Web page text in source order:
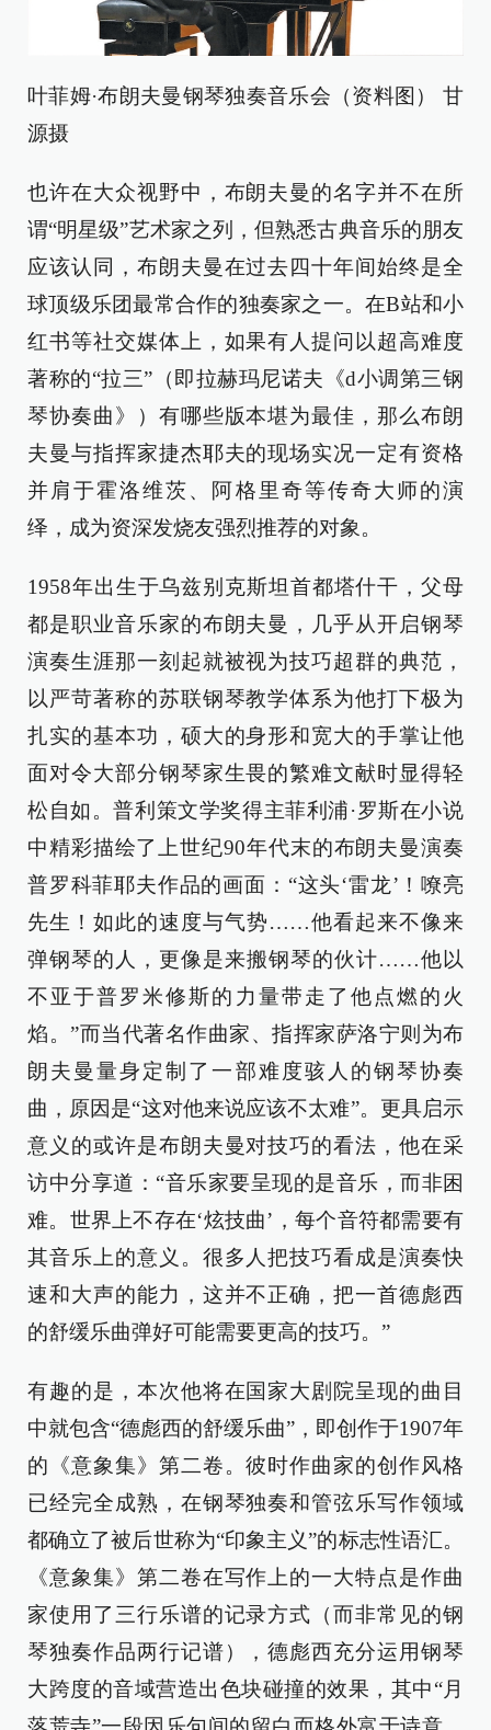
叶菲姆·布朗夫曼钢琴独奏音乐会（资料图） 甘
源摄
也许在大众视野中，布朗夫曼的名字并不在所
谓“明星级”艺术家之列，但熟悉古典音乐的朋友
应该认同，布朗夫曼在过去四十年间始终是全
球顶级乐团最常合作的独奏家之一。在B站和小
红书等社交媒体上，如果有人提问以超高难度
著称的“拉三”（即拉赫玛尼诺夫《d小调第三钢
琴协奏曲》）有哪些版本堪为最佳，那么布朗
夫曼与指挥家捷杰耶夫的现场实况一定有资格
并肩于霍洛维茨、阿格里奇等传奇大师的演
绎，成为资深发烧友强烈推荐的对象。
1958年出生于乌兹别克斯坦首都塔什干，父母
都是职业音乐家的布朗夫曼，几乎从开启钢琴
演奏生涯那一刻起就被视为技巧超群的典范，
以严苛著称的苏联钢琴教学体系为他打下极为
扎实的基本功，硕大的身形和宽大的手掌让他
面对令大部分钢琴家生畏的繁难文献时显得轻
松自如。普利策文学奖得主菲利浦·罗斯在小说
中精彩描绘了上世纪90年代末的布朗夫曼演奏
普罗科菲耶夫作品的画面：“这头‘雷龙’！嘹亮
先生！如此的速度与气势……他看起来不像来
弹钢琴的人，更像是来搬钢琴的伙计……他以
不亚于普罗米修斯的力量带走了他点燃的火
焰。”而当代著名作曲家、指挥家萨洛宁则为布
朗夫曼量身定制了一部难度骇人的钢琴协奏
曲，原因是“这对他来说应该不太难”。更具启示
意义的或许是布朗夫曼对技巧的看法，他在采
访中分享道：“音乐家要呈现的是音乐，而非困
难。世界上不存在‘炫技曲’，每个音符都需要有
其音乐上的意义。很多人把技巧看成是演奏快
速和大声的能力，这并不正确，把一首德彪西
的舒缓乐曲弹好可能需要更高的技巧。”
有趣的是，本次他将在国家大剧院呈现的曲目
中就包含“德彪西的舒缓乐曲”，即创作于1907年
的《意象集》第二卷。彼时作曲家的创作风格
已经完全成熟，在钢琴独奏和管弦乐写作领域
都确立了被后世称为“印象主义”的标志性语汇。
《意象集》第二卷在写作上的一大特点是作曲
家使用了三行乐谱的记录方式（而非常见的钢
琴独奏作品两行记谱），德彪西充分运用钢琴
大跨度的音域营造出色块碰撞的效果，其中“月